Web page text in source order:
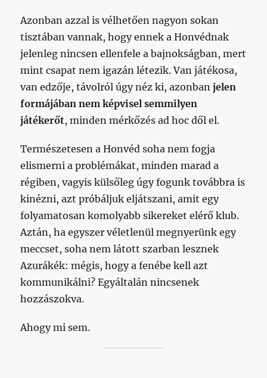
Azonban azzal is vélhetően nagyon sokan
tisztában vannak, hogy ennek a Honvédnak
jelenleg nincsen ellenfele a bajnokságban, mert
mint csapat nem igazán létezik. Van játékosa,
van edzője, távolról úgy néz ki, azonbanjelen
formájában nem képvisel semmilyen
játékerőt, minden mérkőzés ad hoc dől el.
Természetesen a Honvéd soha nem fogja
elismerni a problémákat, minden marad a
régiben, vagyis külsőleg úgy fogunk továbbra is
kinézni, azt próbáljuk eljátszani, amit egy
folyamatosan komolyabb sikereket elérő klub.
Aztán, ha egyszer véletlenül megnyerünk egy
meccset, soha nem látott szarban lesznek
Azurákék: mégis, hogy a fenébe kell azt
kommunikálni? Egyáltalán nincsenek
hozzászokva.
Ahogy mi sem.